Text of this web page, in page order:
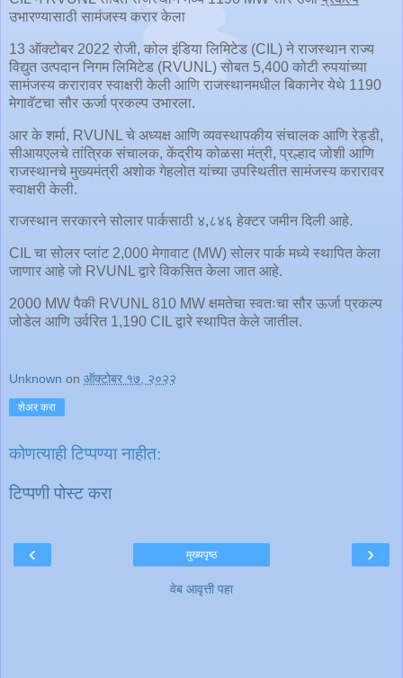
उभारण्यासाठी सामंजस्य करार केला
13 ऑक्टोबर 2022 रोजी, कोल इंडिया लिमिटेड (CIL) ने राजस्थान राज्य
विद्युत उत्पदान निगम लिमिटेड (RVUNL) सोबत 5,400 कोटी रुपयांच्या
सामंजस्य करारावर स्वाक्षरी केली आणि राजस्थानमधील बिकानेर येथे 1190
मेगावॅटचा सौर ऊर्जा प्रकल्प उभारला.
आर के शर्मा, RVUNL चे अध्यक्ष आणि व्यवस्थापकीय संचालक आणि रेड्डी,
सीआयएलचे तांत्रिक संचालक, केंद्रीय कोळसा मंत्री, प्रल्हाद जोशी आणि
राजस्थानचे मुख्यमंत्री अशोक गेहलोत यांच्या उपस्थितीत सामंजस्य करारावर
स्वाक्षरी केली.
राजस्थान सरकारने सोलार पार्कसाठी ४,८४६ हेक्टर जमीन दिली आहे.
CIL चा सोलर प्लांट 2,000 मेगावाट (MW) सोलर पार्क मध्ये स्थापित केला
जाणार आहे जो RVUNL द्वारे विकसित केला जात आहे.
2000 MW पैकी RVUNL 810 MW क्षमतेचा स्वतःचा सौर ऊर्जा प्रकल्प
जोडेल आणि उर्वरित 1,190 CIL द्वारे स्थापित केले जातील.
Unknown on ऑक्टोबर १७, २०२२
शेअर करा
कोणत्याही टिप्पण्‍या नाहीत:
टिप्पणी पोस्ट करा
‹ ›
मुख्यपृष्ठ
वेब आवृत्ती पहा